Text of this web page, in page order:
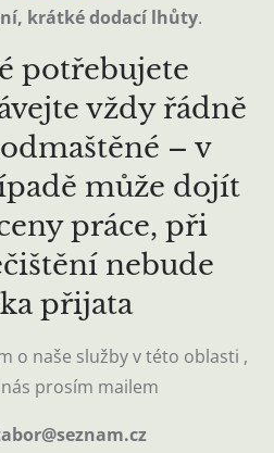
krátké dodací lhůty.
potřebujete
vždy řádně
– v
může dojít
práce, při
nebude
přijata
o naše služby v této oblasti ,
prosím mailem